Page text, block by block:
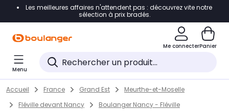
Accéder directement à la navigation
Accéder directement au pied de page
Accéder directement au chatbot
Les meilleures affaires n'attendent pas : découvrez vite notre
sélection à prix bradés.
Me connecterPanier
Menu
Skip to content
Return to Nav
Accueil France Grand Est
Meurthe-et-Moselle
Fléville devant Nancy
Boulanger Nancy - Fléville